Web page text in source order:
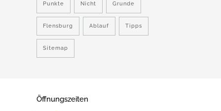
Punkte Nicht Grunde
Flensburg Ablauf Tipps
Sitemap
Öffnungszeiten